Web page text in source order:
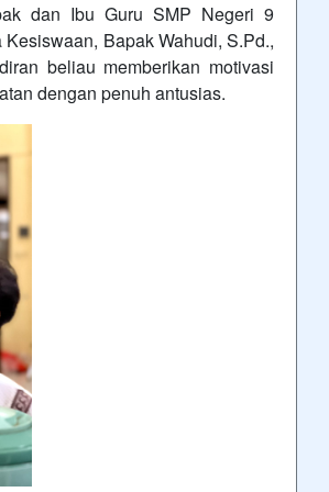
dan Ibu Guru SMP Negeri 9
Bapak Wahudi, S.Pd.,
beliau memberikan motivasi
dengan penuh antusias.